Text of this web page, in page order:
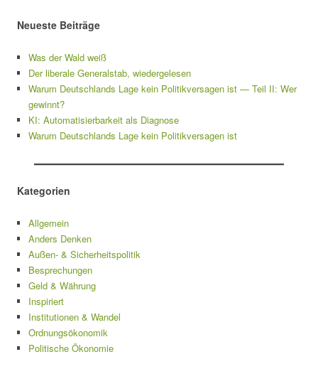
Neueste Beiträge
Was der Wald weiß
Der liberale Generalstab, wiedergelesen
Warum Deutschlands Lage kein Politikversagen ist — Teil II: Wer
gewinnt?
KI: Automatisierbarkeit als Diagnose
Warum Deutschlands Lage kein Politikversagen ist
Kategorien
Allgemein
Anders Denken
Außen- & Sicherheitspolitik
Besprechungen
Geld & Währung
Inspiriert
Institutionen & Wandel
Ordnungsökonomik
Politische Ökonomie